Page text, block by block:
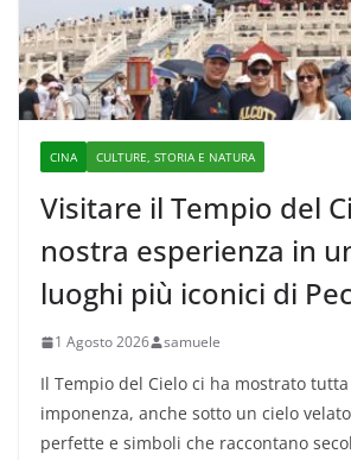
CINA CULTURE, STORIA E NATURA
Visitare il Tempio del
nostra esperienza in
luoghi più iconici di
1 Agosto 2026 samuele
Il Tempio del Cielo ci ha mostrato
imponenza, anche sotto un cielo
perfette e simboli che raccontano